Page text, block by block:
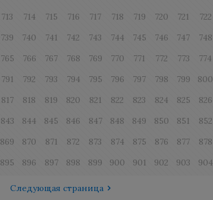
713 714 715 716 717 718 719 720 721 722
739 740 741 742 743 744 745 746 747 748
765 766 767 768 769 770 771 772 773 774
791 792 793 794 795 796 797 798 799 800
817 818 819 820 821 822 823 824 825 826
843 844 845 846 847 848 849 850 851 852
869 870 871 872 873 874 875 876 877 878
895 896 897 898 899 900 901 902 903 904
Следующая страница